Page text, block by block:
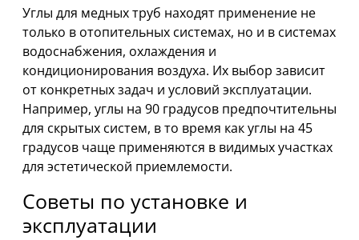
Углы для медных труб находят применение не
только в отопительных системах, но и в системах
водоснабжения, охлаждения и
кондиционирования воздуха. Их выбор зависит
от конкретных задач и условий эксплуатации.
Например, углы на 90 градусов предпочтительны
для скрытых систем, в то время как углы на 45
градусов чаще применяются в видимых участках
для эстетической приемлемости.
Советы по установке и
эксплуатации